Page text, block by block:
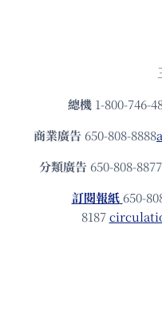
總機 1-800-746-
商業廣告 650-808-8888
分類廣告 650-808-8877
訂閱報紙 650-
8187